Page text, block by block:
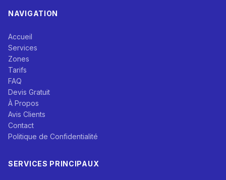
NAVIGATION
Accueil
Services
Zones
Tarifs
FAQ
Devis Gratuit
À Propos
Avis Clients
Contact
Politique de Confidentialité
SERVICES PRINCIPAUX